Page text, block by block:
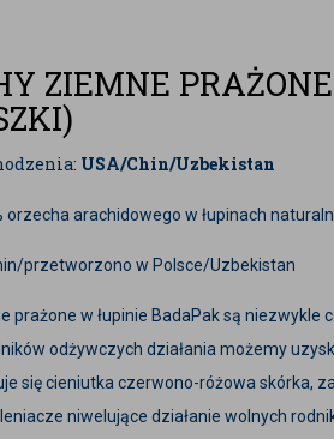
ZIEMNE
USA/Chin/Uzbekistan
orzecha arachidowego w łupinach
przetworzono w Polsce/Uzbekistan
prażone w łupinie BadaPak są niezwykle
odżywczych działania możemy
się cieniutka czerwono-różowa skórka,
niwelujące działanie wolnych